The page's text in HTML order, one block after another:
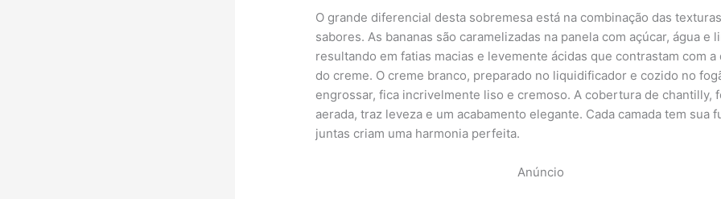
O grande diferencial desta sobremesa está na combinação das
sabores. As bananas são caramelizadas na panela com açúcar, água e
resultando em fatias macias e levemente ácidas que contrastam com a
do creme. O creme branco, preparado no liquidificador e cozido no
engrossar, fica incrivelmente liso e cremoso. A cobertura de chantilly,
aerada, traz leveza e um acabamento elegante. Cada camada tem sua
juntas criam uma harmonia perfeita.
Anúncio